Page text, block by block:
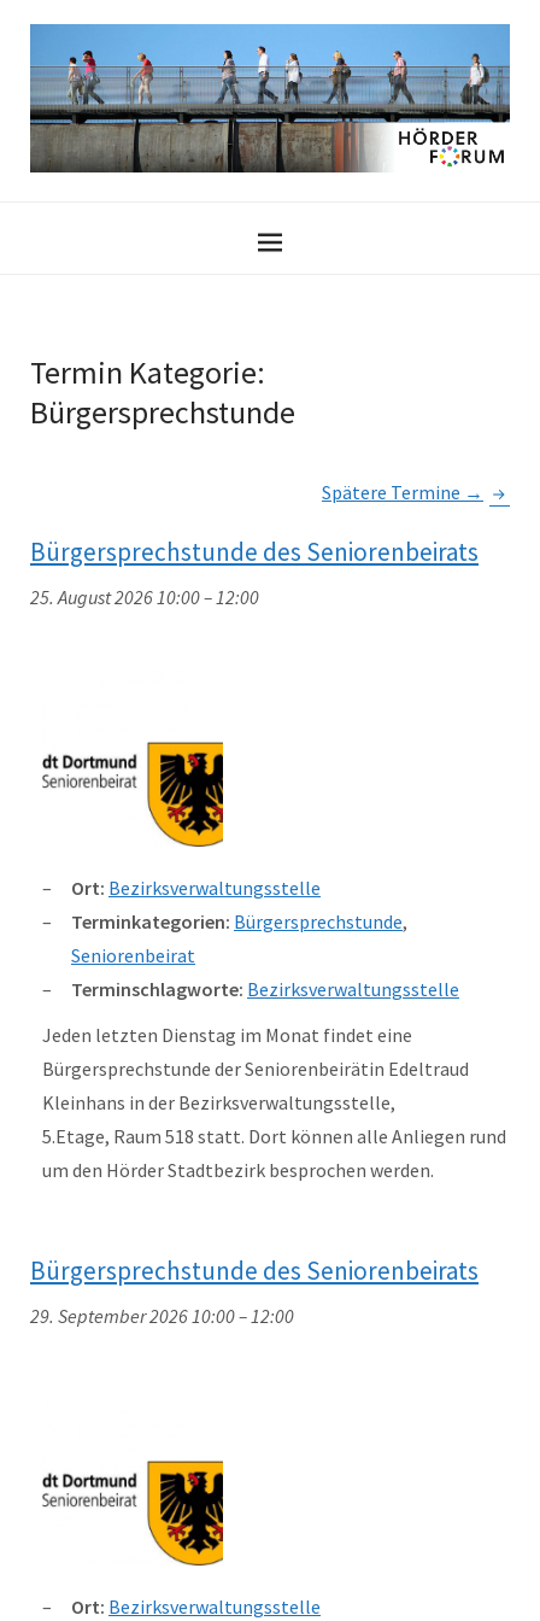
Termin Kategorie:
Bürgersprechstunde
Spätere Termine →
Bürgersprechstunde des Seniorenbeirats
25. August 2026 10:00–12:00
Ort: Bezirksverwaltungsstelle
Terminkategorien: Bürgersprechstunde,
Seniorenbeirat
Terminschlagworte: Bezirksverwaltungsstelle
Jeden letzten Dienstag im Monat findet eine
Bürgersprechstunde der Seniorenbeirätin Edeltraud
Kleinhans in der Bezirksverwaltungsstelle,
5.Etage, Raum 518 statt. Dort können alle Anliegen rund
um den Hörder Stadtbezirk besprochen werden.
Bürgersprechstunde des Seniorenbeirats
29. September 2026 10:00–12:00
Ort: Bezirksverwaltungsstelle